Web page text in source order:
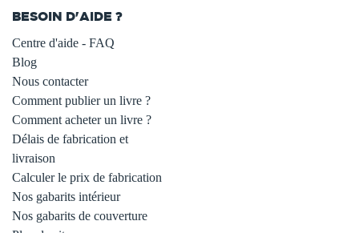
BESOIN D'AIDE ?
Centre d'aide - FAQ
Blog
Nous contacter
Comment publier un livre ?
Comment acheter un livre ?
Délais de fabrication et
livraison
Calculer le prix de fabrication
Nos gabarits intérieur
Nos gabarits de couverture